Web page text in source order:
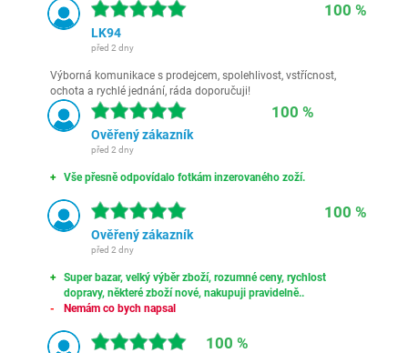
100 %
LK94
před 2 dny
Výborná komunikace s prodejcem, spolehlivost, vstřícnost,
ochota a rychlé jednání, ráda doporučuji!
100 %
Ověřený zákazník
před 2 dny
Vše přesně odpovídalo fotkám inzerovaného zoží.
100 %
Ověřený zákazník
před 2 dny
Super bazar, velký výběr zboží, rozumné ceny, rychlost
dopravy, některé zboží nové, nakupuji pravidelně..
Nemám co bych napsal
100 %